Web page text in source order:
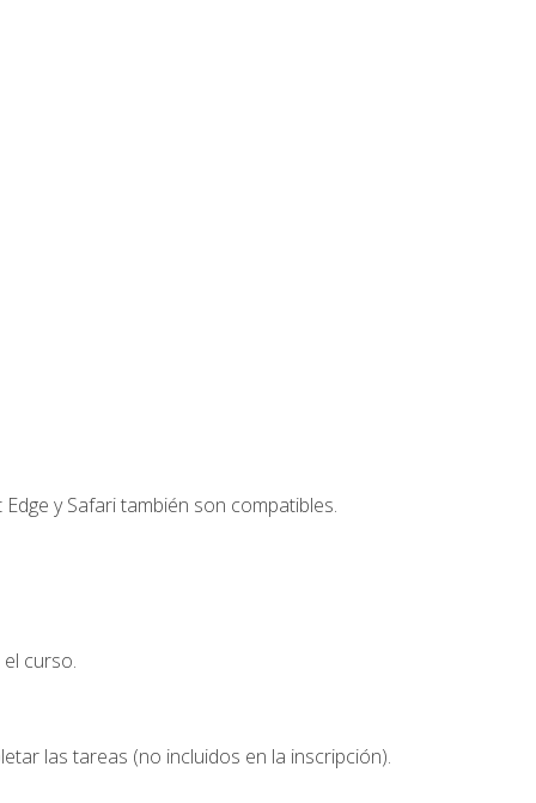
y Safari también son compatibles.
curso.
las tareas (no incluidos en la inscripción).